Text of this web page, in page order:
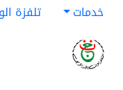
خدمات تلفزة